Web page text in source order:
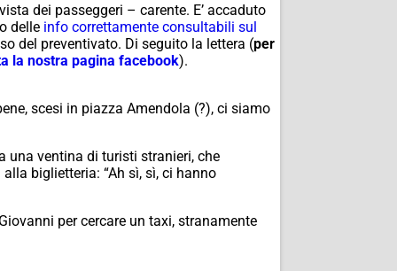
dei passeggeri – carente. E’ accaduto
delle info correttamente consultabili sul
del preventivato. Di seguito la lettera (per
la nostra pagina facebook).
scesi in piazza Amendola (?), ci siamo
una ventina di turisti stranieri, che
biglietteria: “Ah sì, sì, ci hanno
per cercare un taxi, stranamente